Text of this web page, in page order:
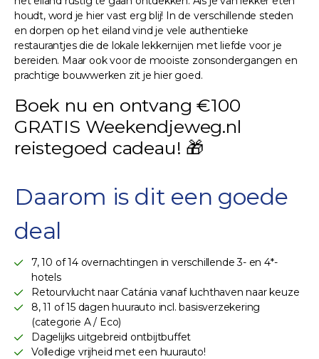
houdt, word je hier vast erg blij! In de verschillende steden
en dorpen op het eiland vind je vele authentieke
restaurantjes die de lokale lekkernijen met liefde voor je
bereiden. Maar ook voor de mooiste zonsondergangen en
prachtige bouwwerken zit je hier goed.
Boek nu en ontvang €100
GRATIS Weekendjeweg.nl
reistegoed cadeau! 🎁
Daarom is dit een goede
deal
7, 10 of 14 overnachtingen in verschillende 3- en 4*-
hotels
Retourvlucht naar Catánia vanaf luchthaven naar keuze
8, 11 of 15 dagen huurauto incl. basisverzekering
(categorie A / Eco)
Dagelijks uitgebreid ontbijtbuffet
Volledige vrijheid met een huurauto!